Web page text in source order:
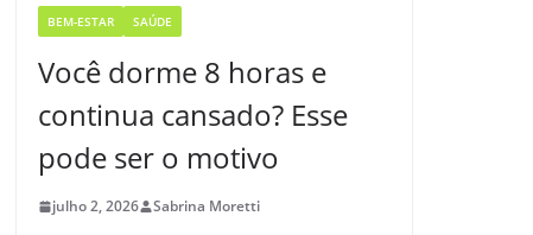
BEM-ESTAR SAÚDE
Você dorme 8 horas e
continua cansado? Esse
pode ser o motivo
julho 2, 2026 Sabrina Moretti